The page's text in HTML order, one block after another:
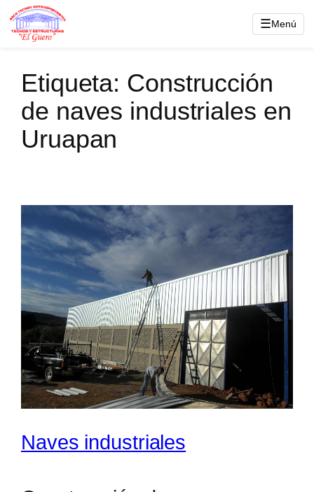
Saltar
☰Menú
Etiqueta: Construcción
de naves industriales en
Uruapan
Naves industriales